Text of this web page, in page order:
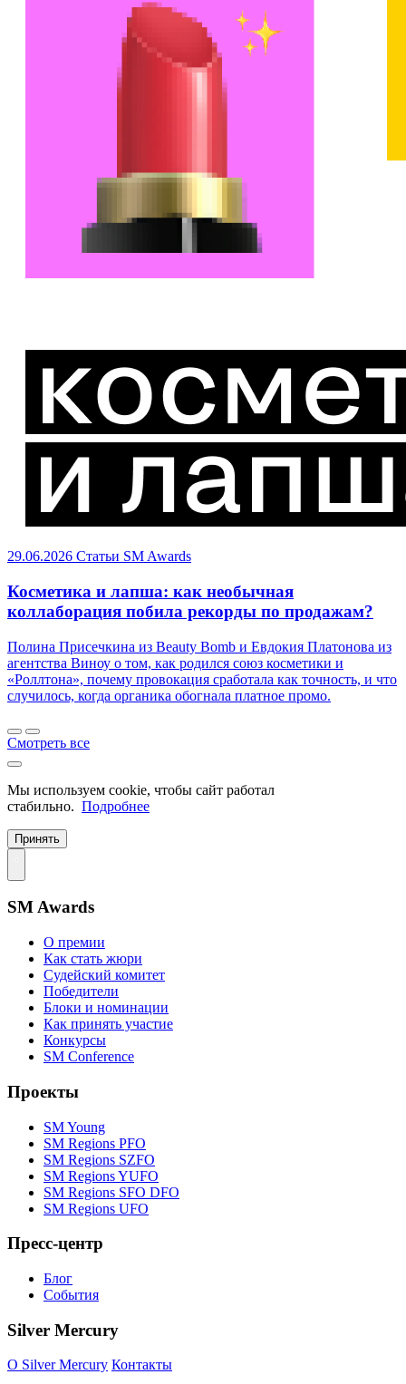
29.06.2026 Статьи SM Awards
Косметика и лапша: как необычная
коллаборация побила рекорды по продажам?
Полина Присечкина из Beauty Bomb и Евдокия Платонова из
агентства Виноу о том, как родился союз косметики и
«Роллтона», почему провокация сработала как точность, и что
случилось, когда органика обогнала платное промо.
Смотреть все
Мы используем cookie, чтобы сайт работал
стабильно. Подробнее
Принять
SM Awards
О премии
Как стать жюри
Судейский комитет
Победители
Блоки и номинации
Как принять участие
Конкурсы
SM Conference
Проекты
SM Young
SM Regions PFO
SM Regions SZFO
SM Regions YUFO
SM Regions SFO DFO
SM Regions UFO
Пресс-центр
Блог
События
Silver Mercury
O Silver Mercury Контакты